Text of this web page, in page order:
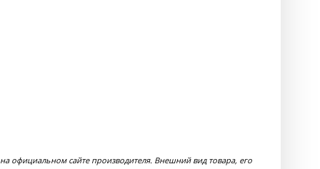
официальном сайте производителя. Внешний вид товара, его